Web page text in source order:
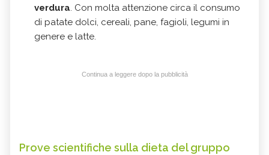
verdura. Con molta attenzione circa il consumo
di patate dolci, cereali, pane, fagioli, legumi in
genere e latte.
Continua a leggere dopo la pubblicità
Prove scientifiche sulla dieta del gruppo